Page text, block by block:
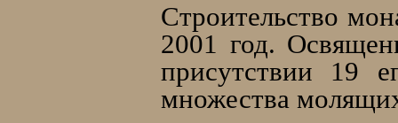
Строительство
2001 год.
присутствии 19
множества